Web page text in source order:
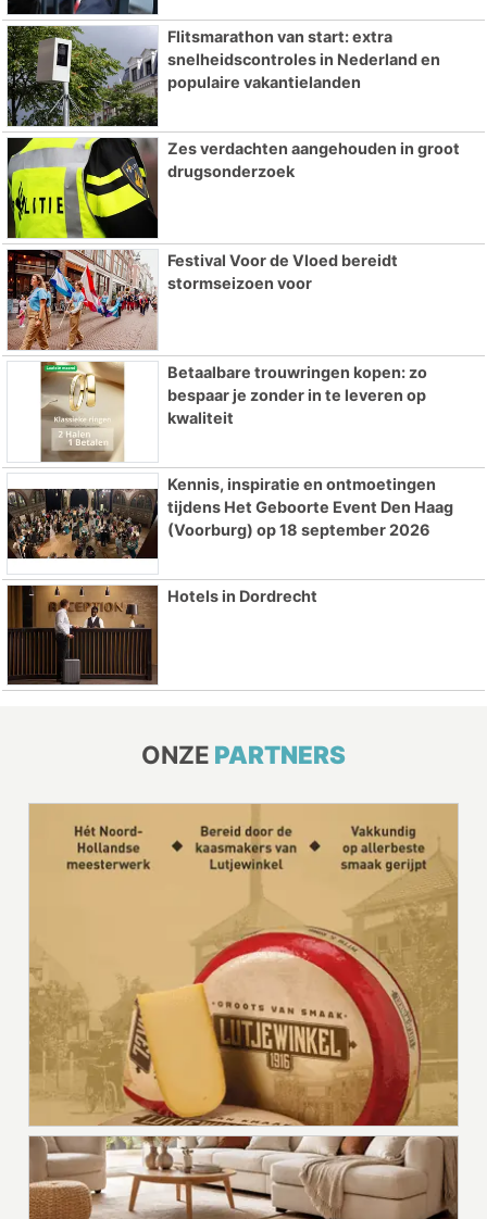
Flitsmarathon van start: extra
snelheidscontroles in Nederland en
populaire vakantielanden
Zes verdachten aangehouden in groot
drugsonderzoek
Festival Voor de Vloed bereidt
stormseizoen voor
Betaalbare trouwringen kopen: zo
bespaar je zonder in te leveren op
kwaliteit
Kennis, inspiratie en ontmoetingen
tijdens Het Geboorte Event Den Haag
(Voorburg) op 18 september 2026
Hotels in Dordrecht
ONZE PARTNERS